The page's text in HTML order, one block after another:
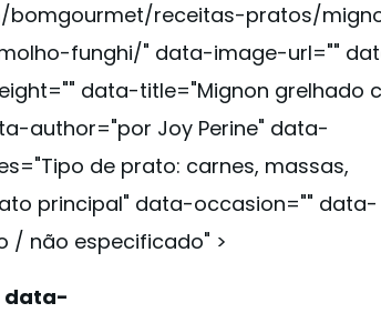
bomgourmet/receitas-pratos/
funghi/" data-image-url=""
data-title="Mignon grelhado
author="por Joy Perine" data-
Tipo de prato: carnes, massas,
principal" data-occasion="" data-
/ não especificado" >
data-